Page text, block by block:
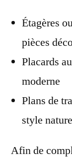
Étagères
pièces
Placards
moderne
Plans de
style
Afin de